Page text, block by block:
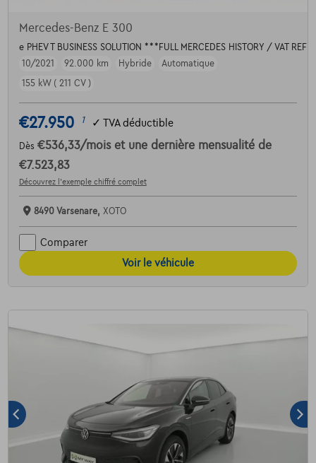
Mercedes-Benz E 300
e PHEV T BUSINESS SOLUTION ***FULL MERCEDES HISTORY / VAT
10/2021
92.000 km Hybride
Automatique
155 kW ( 211 CV )
€27.950 1 ✓ TVA déductible
Dès €536,33/mois et une dernière mensualité de
€7.523,83
Découvrez l’exemple chiffré complet
8490 Varsenare, XOTO
Comparer
Voir le véhicule